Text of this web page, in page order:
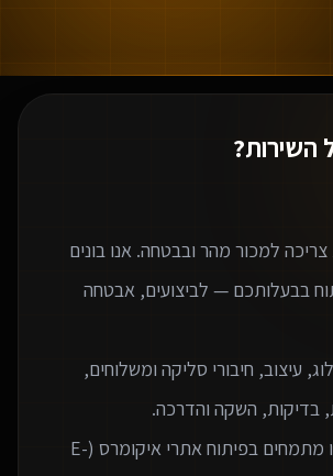
השירות?
צריכה למכור מהר ובבטחה. אנו בונים
בבעלותכם — לביצועים, אבטחה
עיצוב, חיבורי סליקה ומשלוחים,
ב-מדיה דיל אנו מתמחים בפיתוח אתרי איקומרס (E-